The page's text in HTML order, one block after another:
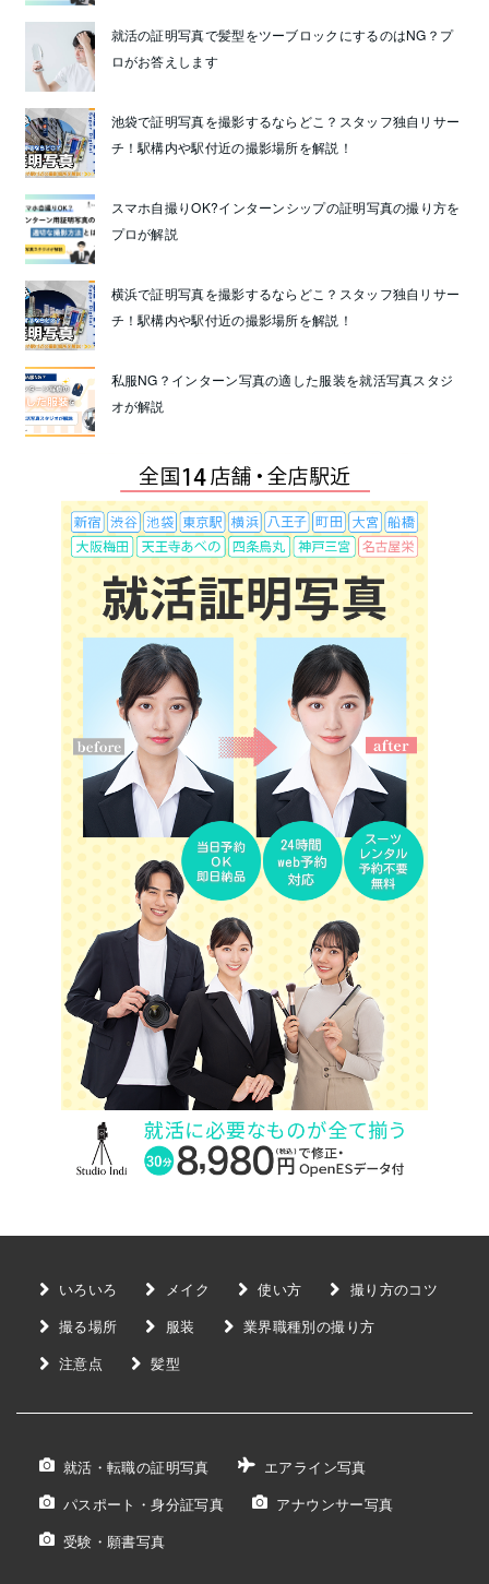
就活の証明写真で髪型をツーブロックにするのはNG？プ
ロがお答えします
池袋で証明写真を撮影するならどこ？スタッフ独自リサー
チ！駅構内や駅付近の撮影場所を解説！
スマホ自撮りOK?インターンシップの証明写真の撮り方を
プロが解説
横浜で証明写真を撮影するならどこ？スタッフ独自リサー
チ！駅構内や駅付近の撮影場所を解説！
私服NG？インターン写真の適した服装を就活写真スタジ
オが解説
いろいろ メイク 使い方
撮り方のコツ
撮る場所
服装
業界職種別の撮り方
注意点
髪型
就活・転職の証明写真
エアライン写真
パスポート・身分証写真
アナウンサー写真
受験・願書写真